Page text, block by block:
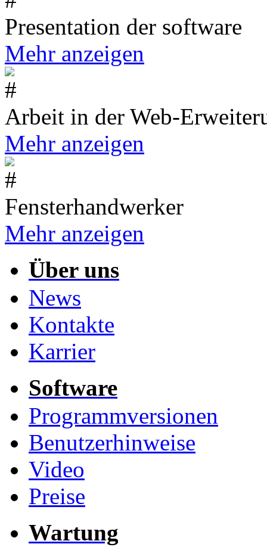
Presentation der software
Mehr anzeigen
Arbeit in der Web-
Mehr anzeigen
Fensterhandwerker
Mehr anzeigen
Über uns
News
Kontakte
Karrier
Software
Programmversionen
Benutzerhinweise
Video
Preise
Wartung